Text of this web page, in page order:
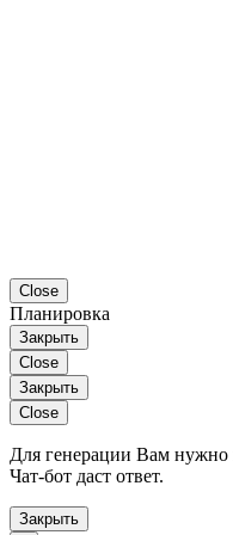
Close
Планировка
Закрыть
Close
Закрыть
Close
Для генерации Вам нужно
Чат-бот даст ответ.
Закрыть